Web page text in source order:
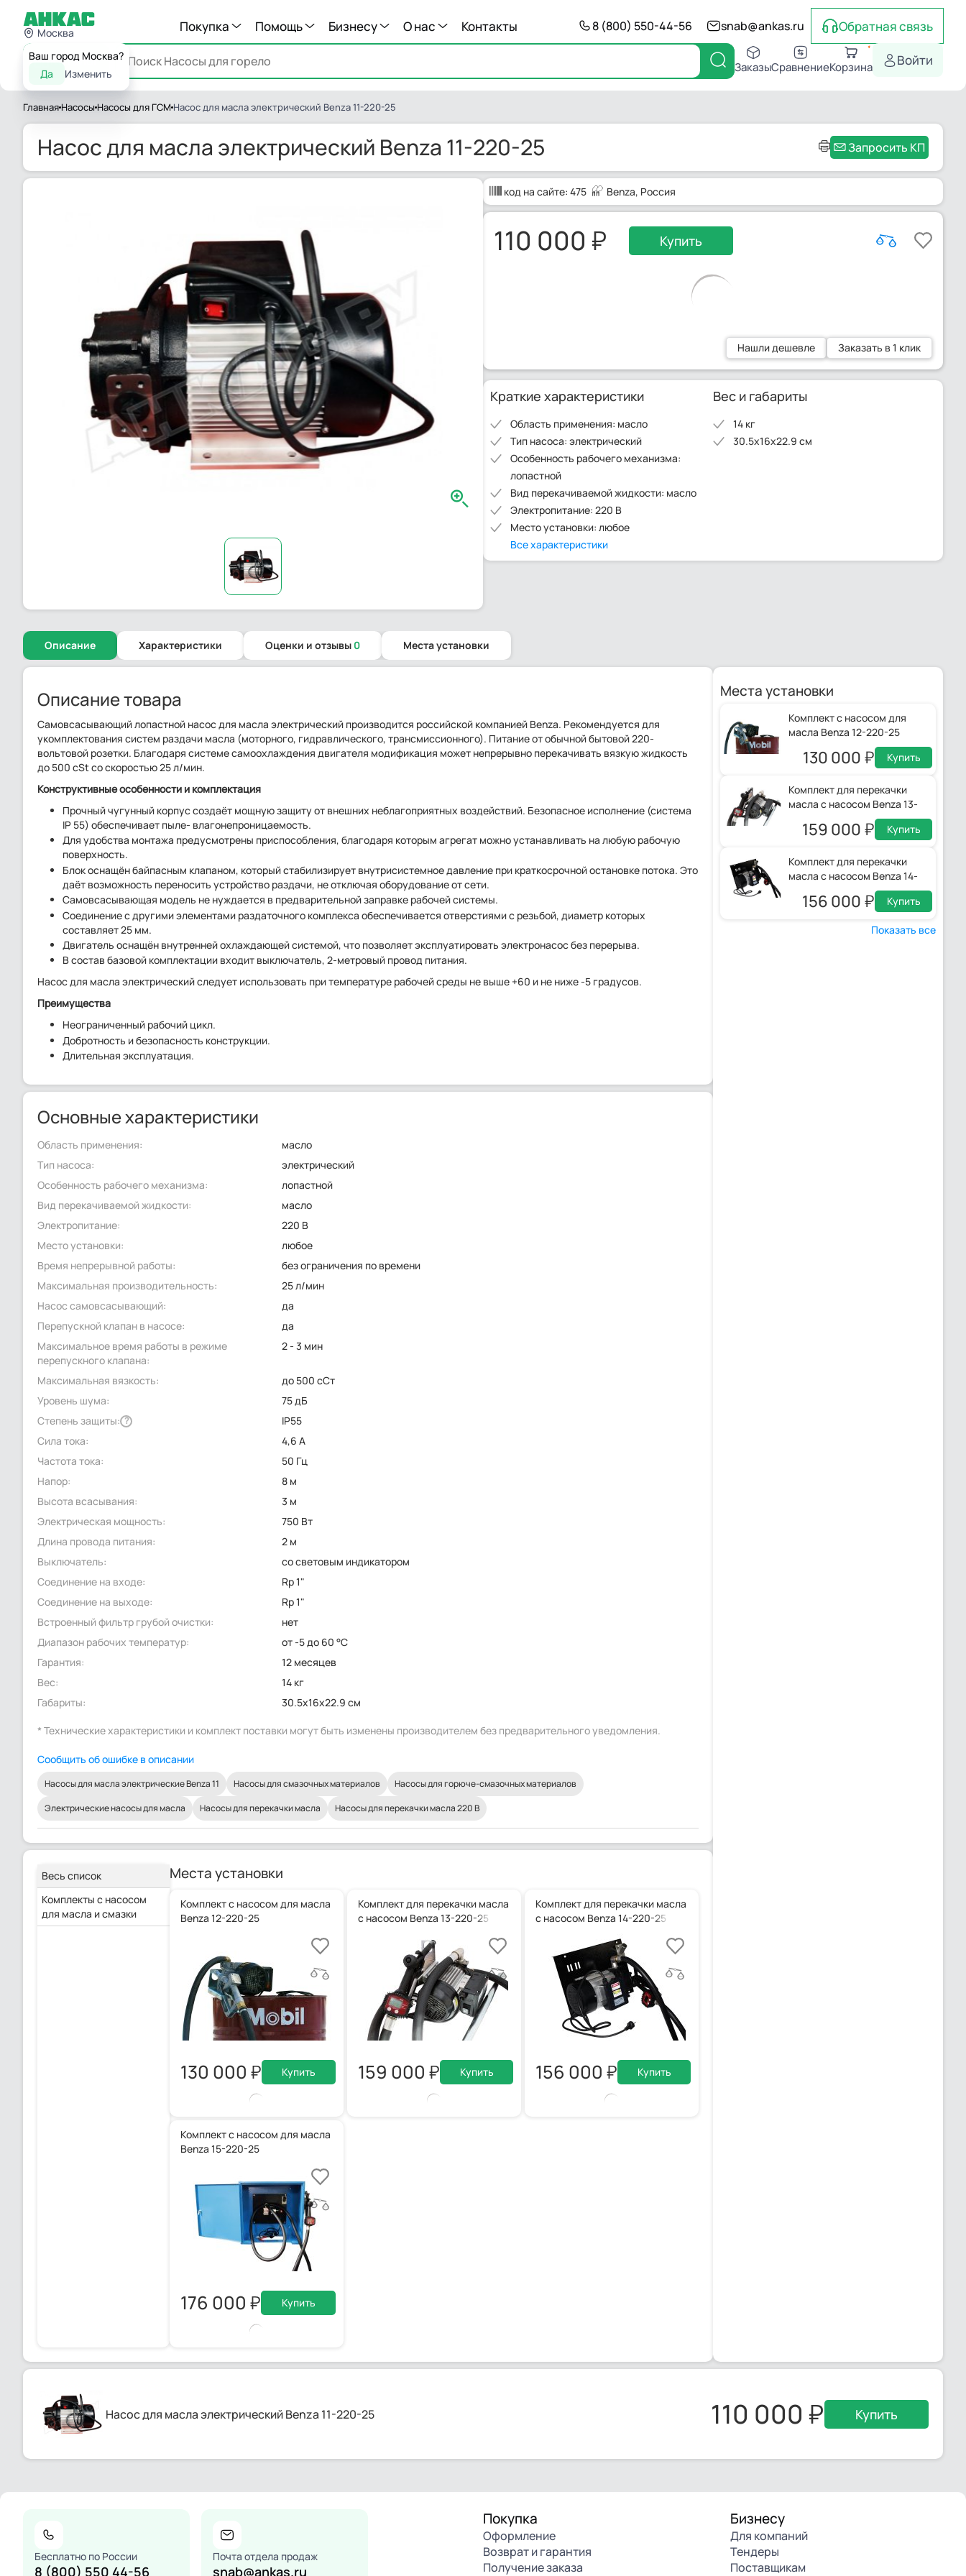
Москва
Ваш город Москва?
Да
Изменить
Покупка Помощь Бизнесу О нас Контакты 8 (800) 550-44-56 snab@ankas.ru Обратная связь
Каталог ЗаказыСравнениеКорзина Войти
Главная Насосы Насосы для ГСМ Насос для масла электрический Benza 11-220-25
Насос для масла электрический Benza 11-220-25 Запросить КП
код на сайте: 475 Benza, Россия
110 000 Купить
Нашли дешевле Заказать в 1 клик
Краткие характеристики
Область применения: масло
Тип насоса: электрический
Особенность рабочего механизма:
лопастной
Вид перекачиваемой жидкости: масло
Электропитание: 220 В
Место установки: любое
Все характеристики
Вес и габариты
14 кг
30.5x16x22.9 см
Описание Характеристики Оценки и отзывы 0 Места установки
Описание товара
Самовсасывающий лопастной насос для масла электрический производится российской компанией Benza. Рекомендуется для
укомплектования систем раздачи масла (моторного, гидравлического, трансмиссионного). Питание от обычной бытовой 220-
вольтовой розетки. Благодаря системе самоохлаждения двигателя модификация может непрерывно перекачивать вязкую жидкость
до 500 cSt со скоростью 25 л/мин.
Конструктивные особенности и комплектация
Прочный чугунный корпус создаёт мощную защиту от внешних неблагоприятных воздействий. Безопасное исполнение (система
IP 55) обеспечивает пыле- влагонепроницаемость.
Для удобства монтажа предусмотрены приспособления, благодаря которым агрегат можно устанавливать на любую рабочую
поверхность.
Блок оснащён байпасным клапаном, который стабилизирует внутрисистемное давление при краткосрочной остановке потока. Это
даёт возможность переносить устройство раздачи, не отключая оборудование от сети.
Самовсасывающая модель не нуждается в предварительной заправке рабочей системы.
Соединение с другими элементами раздаточного комплекса обеспечивается отверстиями с резьбой, диаметр которых
составляет 25 мм.
Двигатель оснащён внутренней охлаждающей системой, что позволяет эксплуатировать электронасос без перерыва.
В состав базовой комплектации входит выключатель, 2-метровый провод питания.
Насос для масла электрический следует использовать при температуре рабочей среды не выше +60 и не ниже -5 градусов.
Преимущества
Неограниченный рабочий цикл.
Добротность и безопасность конструкции.
Длительная эксплуатация.
Основные характеристики
Область применения:
масло
Тип насоса:
электрический
Особенность рабочего механизма:
лопастной
Вид перекачиваемой жидкости:
масло
Электропитание:
220 В
Место установки:
любое
Время непрерывной работы:
без ограничения по времени
Максимальная производительность:
25 л/мин
Насос самовсасывающий:
да
Перепускной клапан в насосе:
да
Максимальное время работы в режиме
перепускного клапана:
2 - 3 мин
Максимальная вязкость:
до 500 сСт
Уровень шума:
75 дБ
Степень защиты: ?
IP55
Сила тока:
4,6 А
Частота тока:
50 Гц
Напор:
8 м
Высота всасывания:
3 м
Электрическая мощность:
750 Вт
Длина провода питания:
2 м
Выключатель:
со световым индикатором
Соединение на входе:
Rp 1"
Соединение на выходе:
Rp 1"
Встроенный фильтр грубой очистки:
нет
Диапазон рабочих температур:
от -5 до 60 °C
Гарантия:
12 месяцев
Вес:
14 кг
Габариты:
30.5x16x22.9 см
* Технические характеристики и комплект поставки могут быть изменены производителем без предварительного уведомления.
Сообщить об ошибке в описании
Насосы для масла электрические Benza 11 Насосы для смазочных материалов
Насосы для горюче-смазочных материалов
Электрические насосы для масла
Насосы для перекачки масла Насосы для перекачки масла 220 В
Весь список
Комплекты с насосом
для масла и смазки
Места установки
Комплект с насосом для масла
Benza 12-220-25
130 000 Купить
Комплект для перекачки масла
с насосом Benza 13-220-25
159 000 Купить
Комплект для перекачки масла
с насосом Benza 14-220-25
156 000 Купить
Комплект с насосом для масла
Benza 15-220-25
176 000 Купить
Места установки
Комплект с насосом для
масла Benza 12-220-25
130 000 Купить
Комплект для перекачки
масла с насосом Benza 13-
159 000 Купить
Комплект для перекачки
масла с насосом Benza 14-
156 000 Купить
Показать все
Насос для масла электрический Benza 11-220-25 110 000 Купить
Бесплатно по России
8 (800) 550 44-56
Почта отдела продаж
snab@ankas.ru
Покупка
Оформление
Возврат и гарантия
Получение заказа
Бизнесу
Для компаний
Тендеры
Поставщикам